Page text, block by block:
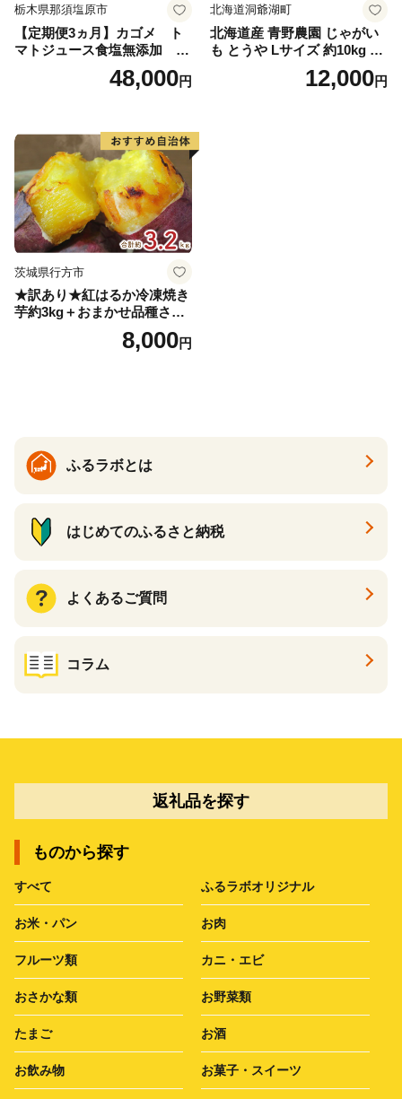
栃木県那須塩原市
【定期便3ヵ月】カゴメ ト
マトジュース食塩無添加 72
0ml PET×15本 1ケース 毎月
届く 3ヵ月 3回コース ns001-
48,000円
北海道洞爺湖町
北海道産 青野農園 じゃがい
も とうや Lサイズ 約10kg 20
26年10月初旬～12月下旬頃お
届け 先行予約 北海道 ジャガ
12,000円
茨城県行方市
★訳あり★紅はるか冷凍焼き
芋約3kg＋おまかせ品種さつ
まいも 合計約3.2kg｜さつ
まいも サツマイモ さつま芋
8,000円
ふるラボとは
はじめてのふるさと納税
よくあるご質問
コラム
返礼品を探す
ものから探す
すべて ふるラボオリジナル
お米・パン お肉
フルーツ類 カニ・エビ
おさかな類 お野菜類
たまご お酒
お飲み物 お菓子・スイーツ